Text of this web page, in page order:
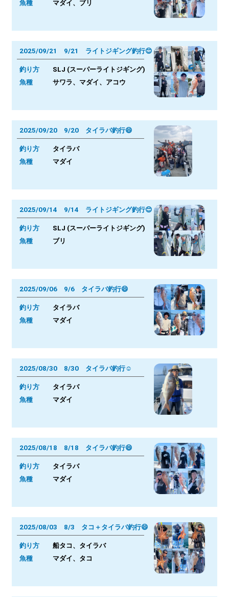
魚種 マダイ、ブリ
2025/09/21 9/21 ライトジギング釣行😊
釣り方 SLJ (スーパーライトジギング)
魚種 サワラ、マダイ、アコウ
2025/09/20 9/20 タイラバ釣行😄
釣り方 タイラバ
魚種 マダイ
2025/09/14 9/14 ライトジギング釣行😊
釣り方 SLJ (スーパーライトジギング)
魚種 ブリ
2025/09/06 9/6 タイラバ釣行😄
釣り方 タイラバ
魚種 マダイ
2025/08/30 8/30 タイラバ釣行☺
釣り方 タイラバ
魚種 マダイ
2025/08/18 8/18 タイラバ釣行😄
釣り方 タイラバ
魚種 マダイ
2025/08/03 8/3 タコ＋タイラバ釣行😄
釣り方 船タコ、タイラバ
魚種 マダイ、タコ